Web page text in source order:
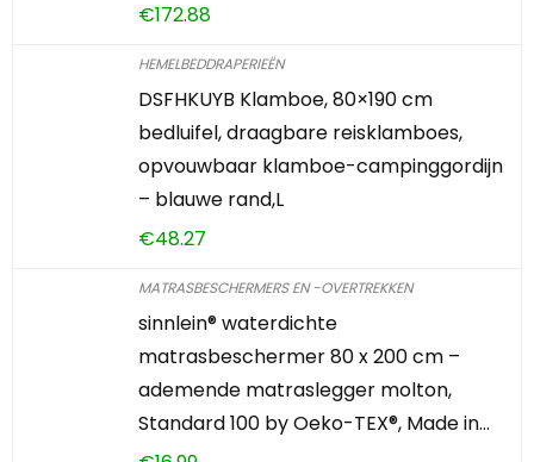
€172.88
HEMELBEDDRAPERIEËN
DSFHKUYB Klamboe, 80×190 cm
bedluifel, draagbare reisklamboes,
opvouwbaar klamboe-campinggordijn
– blauwe rand,L
€48.27
MATRASBESCHERMERS EN -OVERTREKKEN
sinnlein® waterdichte
matrasbeschermer 80 x 200 cm –
ademende matraslegger molton,
Standard 100 by Oeko-TEX®, Made in…